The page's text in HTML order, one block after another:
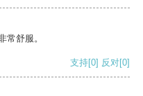
常舒服。
支持[0] 反对[0]